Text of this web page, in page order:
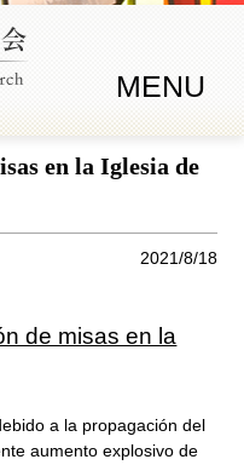
MENU
en la Iglesia de
2021/8/18
de misas en la
a la propagación del
aumento explosivo de